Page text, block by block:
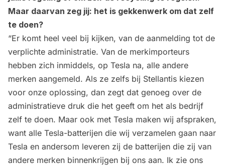
Maar daarvan zeg jij: het is gekkenwerk om dat zelf
te doen?
“Er komt heel veel bij kijken, van de aanmelding tot de
verplichte administratie. Van de merkimporteurs
hebben zich inmiddels, op Tesla na, alle andere
merken aangemeld. Als ze zelfs bij Stellantis kiezen
voor onze oplossing, dan zegt dat genoeg over de
administratieve druk die het geeft om het als bedrijf
zelf te doen. Maar ook met Tesla maken wij afspraken,
want alle Tesla-batterijen die wij verzamelen gaan naar
Tesla en andersom leveren zij de batterijen die zij van
andere merken binnenkrijgen bij ons aan. Ik zie ons